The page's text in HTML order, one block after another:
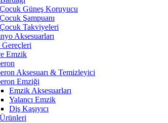
Güneş Koruyucu
Şampuanı
Takviyeleri
Aksesuarları
Gereçleri
Emzik
Aksesuarı & Temizleyici
Emziği
Emzik Aksesuarları
Yalancı Emzik
Diş Kaşıyıcı